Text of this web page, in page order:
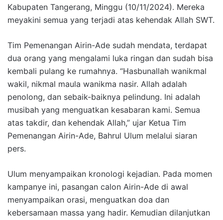
Kabupaten Tangerang, Minggu (10/11/2024). Mereka
meyakini semua yang terjadi atas kehendak Allah SWT.
Tim Pemenangan Airin-Ade sudah mendata, terdapat
dua orang yang mengalami luka ringan dan sudah bisa
kembali pulang ke rumahnya. “Hasbunallah wanikmal
wakil, nikmal maula wanikma nasir. Allah adalah
penolong, dan sebaik-baiknya pelindung. Ini adalah
musibah yang menguatkan kesabaran kami. Semua
atas takdir, dan kehendak Allah,” ujar Ketua Tim
Pemenangan Airin-Ade, Bahrul Ulum melalui siaran
pers.
Ulum menyampaikan kronologi kejadian. Pada momen
kampanye ini, pasangan calon Airin-Ade di awal
menyampaikan orasi, menguatkan doa dan
kebersamaan massa yang hadir. Kemudian dilanjutkan